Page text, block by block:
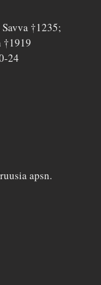
†1235;
†1919
24
apsn.